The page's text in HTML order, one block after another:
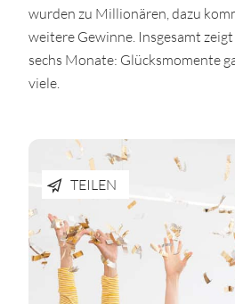
wurden zu Millionären, dazu
weitere Gewinne. Insgesamt
sechs Monate: Glücksmomente
viele.
TEILEN